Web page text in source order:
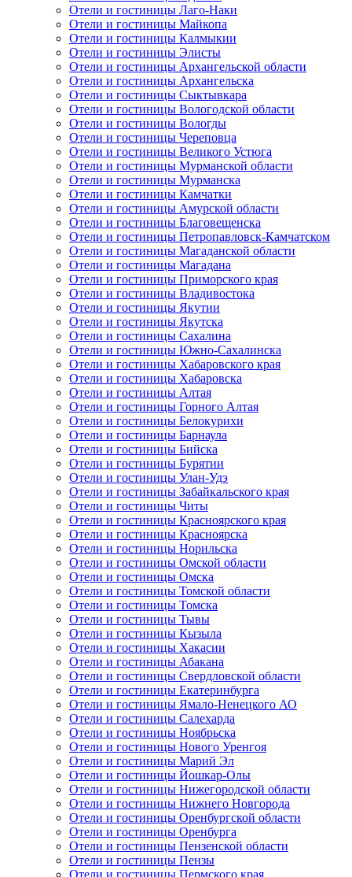
Отели и гостиницы Лаго-Наки
Отели и гостиницы Майкопа
Отели и гостиницы Калмыкии
Отели и гостиницы Элисты
Отели и гостиницы Архангельской области
Отели и гостиницы Архангельска
Отели и гостиницы Сыктывкара
Отели и гостиницы Вологодской области
Отели и гостиницы Вологды
Отели и гостиницы Череповца
Отели и гостиницы Великого Устюга
Отели и гостиницы Мурманской области
Отели и гостиницы Мурманска
Отели и гостиницы Камчатки
Отели и гостиницы Амурской области
Отели и гостиницы Благовещенска
Отели и гостиницы Петропавловск-Камчатском
Отели и гостиницы Магаданской области
Отели и гостиницы Магадана
Отели и гостиницы Приморского края
Отели и гостиницы Владивостока
Отели и гостиницы Якутии
Отели и гостиницы Якутска
Отели и гостиницы Сахалина
Отели и гостиницы Южно-Сахалинска
Отели и гостиницы Хабаровского края
Отели и гостиницы Хабаровска
Отели и гостиницы Алтая
Отели и гостиницы Горного Алтая
Отели и гостиницы Белокурихи
Отели и гостиницы Барнаула
Отели и гостиницы Бийска
Отели и гостиницы Бурятии
Отели и гостиницы Улан-Удэ
Отели и гостиницы Забайкальского края
Отели и гостиницы Читы
Отели и гостиницы Красноярского края
Отели и гостиницы Красноярска
Отели и гостиницы Норильска
Отели и гостиницы Омской области
Отели и гостиницы Омска
Отели и гостиницы Томской области
Отели и гостиницы Томска
Отели и гостиницы Тывы
Отели и гостиницы Кызыла
Отели и гостиницы Хакасии
Отели и гостиницы Абакана
Отели и гостиницы Свердловской области
Отели и гостиницы Екатеринбурга
Отели и гостиницы Ямало-Ненецкого АО
Отели и гостиницы Салехарда
Отели и гостиницы Ноябрьска
Отели и гостиницы Нового Уренгоя
Отели и гостиницы Марий Эл
Отели и гостиницы Йошкар-Олы
Отели и гостиницы Нижегородской области
Отели и гостиницы Нижнего Новгорода
Отели и гостиницы Оренбургской области
Отели и гостиницы Оренбурга
Отели и гостиницы Пензенской области
Отели и гостиницы Пензы
Отели и гостиницы Пермского края